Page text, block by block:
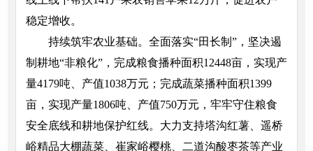
稳定增收。
持续筑牢农业基础。全面落实“田长制”，坚决遏
制耕地“非粮化”，完成粮食播种面积12448亩，实现产
量4179吨、产值1038万元；完成蔬菜播种面积1399
亩，实现产量1806吨、产值750万元，牢牢守住粮食
安全底线和耕地保护红线。大力支持塔沟红薯、遥桥
峪精品大棚蔬菜、崔家峪樱桃、二道沟酸枣茶等产业